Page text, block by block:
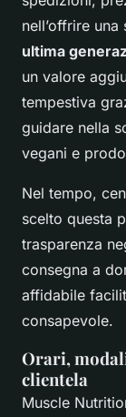
nell’offrire
ultima
un valore
tempestiva
guidare nella
vegani e
Nel tempo,
scelto questa
trasparenza
consegna a
affidabile
consapevole.
Orari,
clientela
Muscle